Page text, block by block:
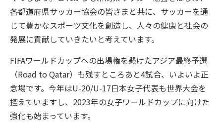
各都道府県サッカー協会の皆さまと共に、サッカーを通
じて豊かなスポーツ文化を創造し、人々の健康と社会の
発展に貢献していきたいと考えています。
FIFAワールドカップへの出場権を懸けたアジア最終予選
（Road to Qatar）も残すところあと4試合、いよいよ正
念場です。今年はU-20/U-17日本女子代表も世界大会を
控えていますし、2023年の女子ワールドカップに向けた
強化も始まっています。